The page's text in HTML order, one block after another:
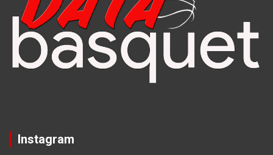
Instagram